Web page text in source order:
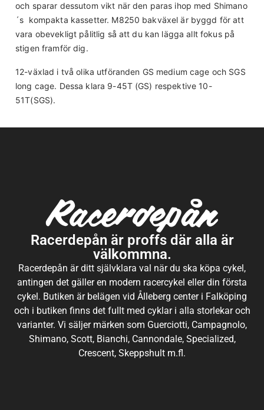
och sparar dessutom vikt när den paras ihop med Shimano
´s kompakta kassetter. M8250 bakväxel är byggd för att
vara obevekligt pålitlig så att du kan lägga allt fokus på
stigen framför dig.
12-växlad i två olika utföranden GS medium cage och SGS
long cage. Dessa klara 9-45T (GS) respektive 10-
51T(SGS).
Racerdepån är proffs där alla är
välkommna.
Racerdepån är ditt självklara val när du ska köpa cykel,
antingen det gäller en modern racercykel eller din första
cykel. Butiken är belägen vid Ålleberg center i Falköping
och i butiken finns det fullt med cyklar i alla storlekar och
varianter. Vi säljer märken som Guerciotti, Campagnolo,
Shimano, Scott, Bianchi, Cannondale, Specialized,
Crescent, Skeppshult m.fl.